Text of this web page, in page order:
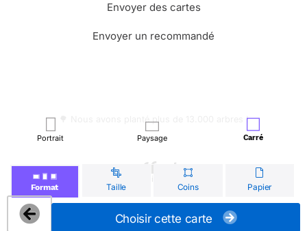
Portrait Paysage Carré
Format Taille Coins Papier
Choisir cette carte
Envoyer des cartes
Envoyer un recommandé
🌳 Nous avons planté plus de 13.000 arbres !
© Merci Facteur